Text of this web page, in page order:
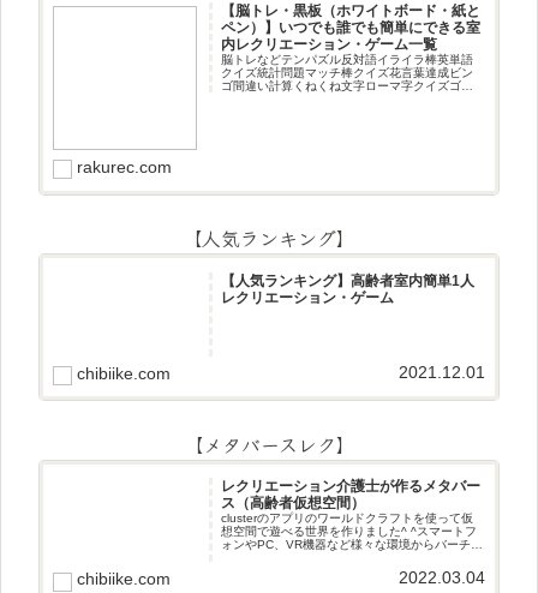
【脳トレ・黒板（ホワイトボード・紙と
ペン）】いつでも誰でも簡単にできる室
内レクリエーション・ゲーム一覧
脳トレなどテンパズル反対語イライラ棒英単語
クイズ統計問題マッチ棒クイズ花言葉達成ビン
ゴ間違い計算くねくね文字ローマ字クイズゴロ
rakurec.com
【人気ランキング】
【人気ランキング】高齢者室内簡単1人
レクリエーション・ゲーム
chibiike.com 2021.12.01
【メタバースレク】
レクリエーション介護士が作るメタバー
ス（高齢者仮想空間）
clusterのアプリのワールドクラフトを使って仮
想空間で遊べる世界を作りました^ ^スマートフ
ォンやPC、VR機器など様々な環境からバーチャ
chibiike.com 2022.03.04